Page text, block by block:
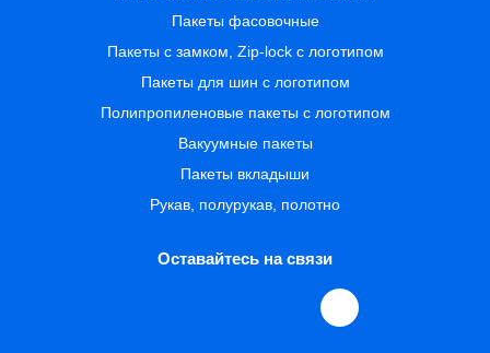
Пакеты фасовочные
Пакеты с замком, Zip-lock с логотипом
Пакеты для шин с логотипом
Полипропиленовые пакеты с логотипом
Вакуумные пакеты
Пакеты вкладыши
Рукав, полурукав, полотно
Оставайтесь на связи